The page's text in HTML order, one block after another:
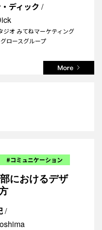
ディック /
ジオ みてねマーケティング
ロースグループ
#コミュニケーション
におけるデザ
/